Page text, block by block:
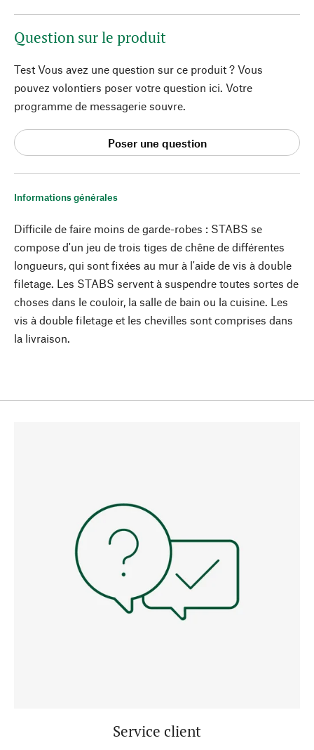
Informations générales
Difficile de faire moins de garde-robes : STABS se
compose d'un jeu de trois tiges de chêne de différentes
longueurs, qui sont fixées au mur à l'aide de vis à double
filetage. Les STABS servent à suspendre toutes sortes de
choses dans le couloir, la salle de bain ou la cuisine. Les
vis à double filetage et les chevilles sont comprises dans
la livraison.
Question sur le produit
Test Vous avez une question sur ce produit ? Vous
pouvez volontiers poser votre question ici. Votre
programme de messagerie souvre.
Poser une question
Service client